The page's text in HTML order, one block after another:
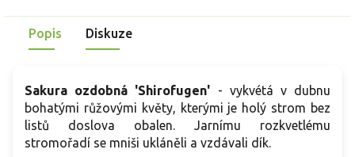
Popis Diskuze
Sakura ozdobná 'Shirofugen' - vykvétá v dubnu
bohatými růžovými květy, kterými je holý strom bez
listů doslova obalen. Jarnímu rozkvetlému
stromořadí se mniši ukláněli a vzdávali dík.